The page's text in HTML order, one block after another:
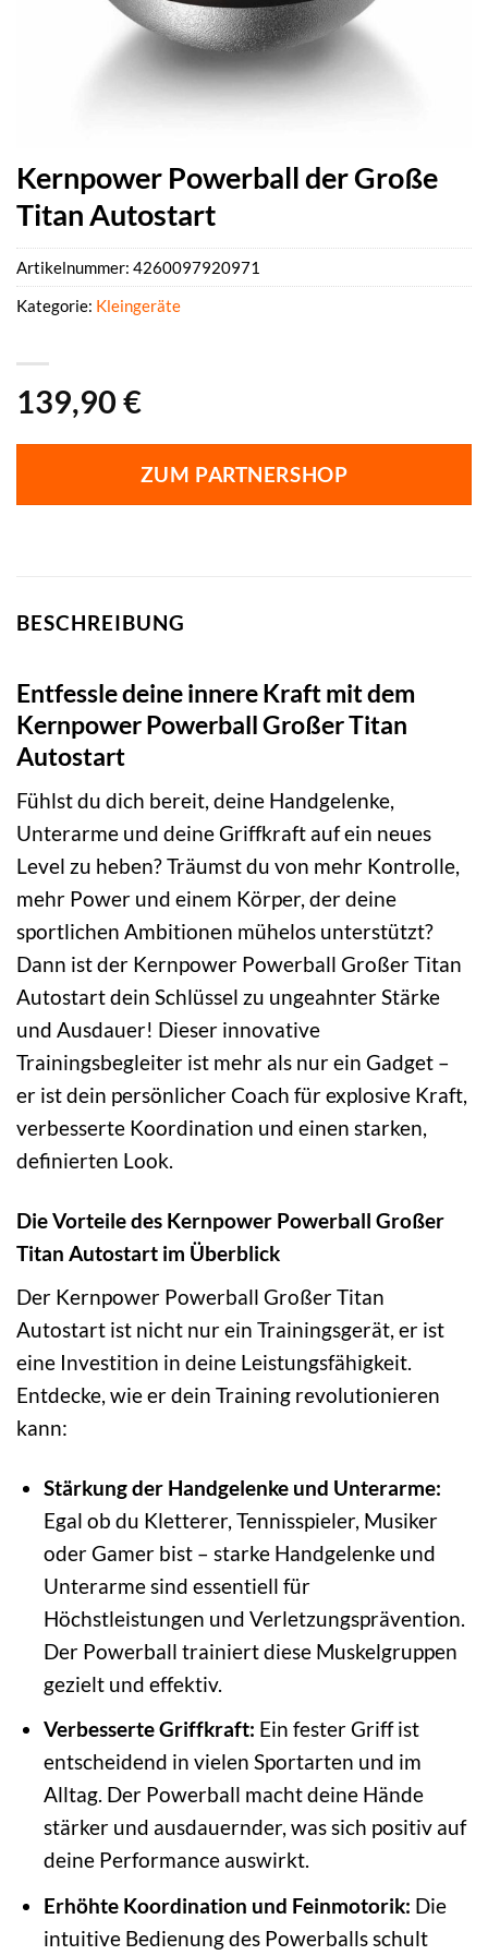
Kernpower Powerball der Große
Titan Autostart
139,90 €
ZUM PARTNERSHOP
Artikelnummer: 4260097920971
Kategorie: Kleingeräte
BESCHREIBUNG
Entfessle deine innere Kraft mit dem
Kernpower Powerball Großer Titan
Autostart
Fühlst du dich bereit, deine Handgelenke,
Unterarme und deine Griffkraft auf ein neues
Level zu heben? Träumst du von mehr Kontrolle,
mehr Power und einem Körper, der deine
sportlichen Ambitionen mühelos unterstützt?
Dann ist der Kernpower Powerball Großer Titan
Autostart dein Schlüssel zu ungeahnter Stärke
und Ausdauer! Dieser innovative
Trainingsbegleiter ist mehr als nur ein Gadget –
er ist dein persönlicher Coach für explosive Kraft,
verbesserte Koordination und einen starken,
definierten Look.
Die Vorteile des Kernpower Powerball Großer
Titan Autostart im Überblick
Der Kernpower Powerball Großer Titan
Autostart ist nicht nur ein Trainingsgerät, er ist
eine Investition in deine Leistungsfähigkeit.
Entdecke, wie er dein Training revolutionieren
kann:
Stärkung der Handgelenke und Unterarme:
Egal ob du Kletterer, Tennisspieler, Musiker
oder Gamer bist – starke Handgelenke und
Unterarme sind essentiell für
Höchstleistungen und Verletzungsprävention.
Der Powerball trainiert diese Muskelgruppen
gezielt und effektiv.
Verbesserte Griffkraft: Ein fester Griff ist
entscheidend in vielen Sportarten und im
Alltag. Der Powerball macht deine Hände
stärker und ausdauernder, was sich positiv auf
deine Performance auswirkt.
Erhöhte Koordination und Feinmotorik: Die
intuitive Bedienung des Powerballs schult